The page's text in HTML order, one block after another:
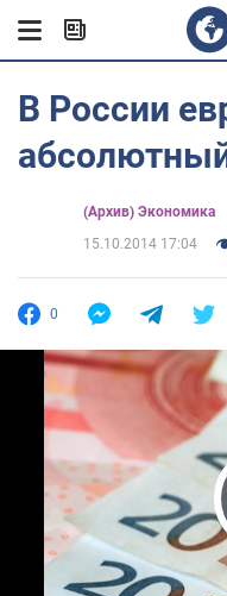
В России
(Архив) Экономика
15.10.2014 17:04
0